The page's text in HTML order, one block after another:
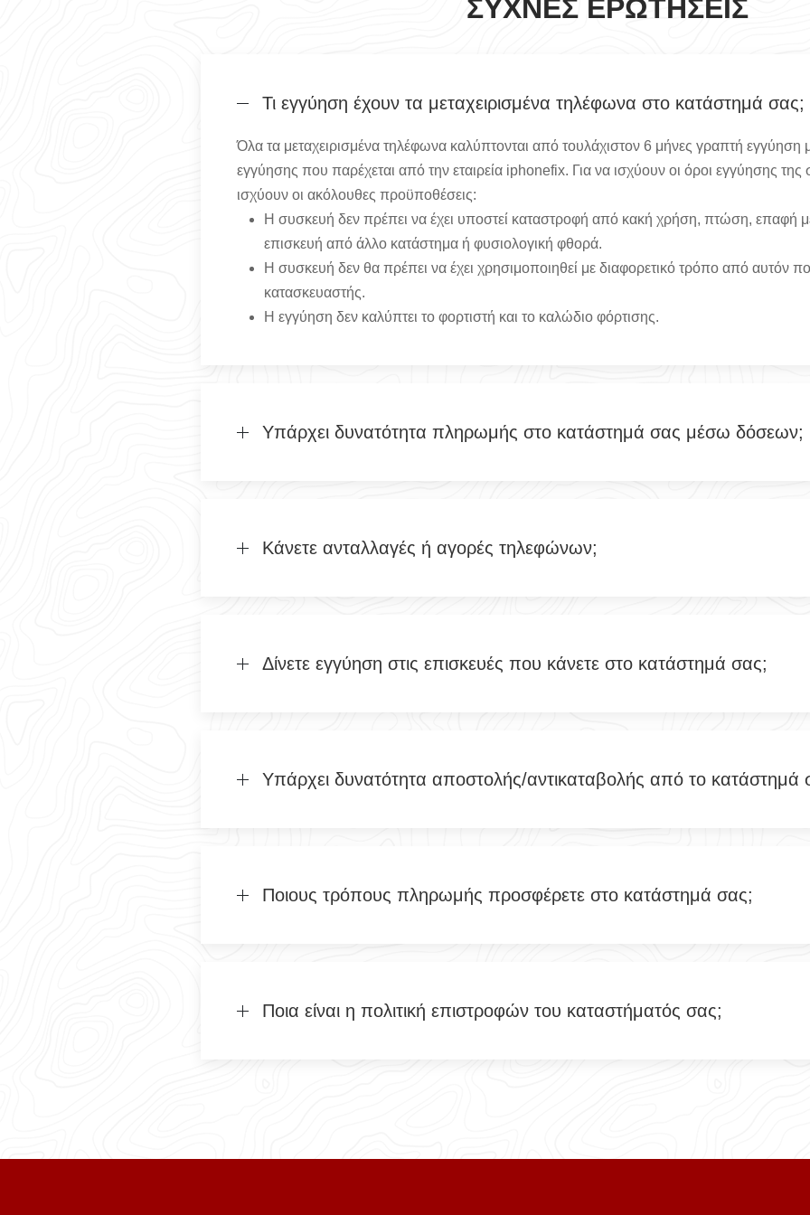
ΣΥΧΝΈΣ ΕΡΩΤΉΣΕΙΣ
Τι εγγύηση έχουν τα μεταχειρισμένα τηλέφωνα στο κατάστημά σας;
Όλα τα μεταχειρισμένα τηλέφωνα καλύπτονται από τουλάχιστον 6 μήνες γραπτή εγγύηση
εγγύησης που παρέχεται από την εταιρεία iphonefix. Για να ισχύουν οι όροι εγγύησης
ισχύουν οι ακόλουθες προϋποθέσεις:
Η συσκευή δεν πρέπει να έχει υποστεί καταστροφή από κακή χρήση, πτώση, επαφή
επισκευή από άλλο κατάστημα ή φυσιολογική φθορά.
Η συσκευή δεν θα πρέπει να έχει χρησιμοποιηθεί με διαφορετικό τρόπο από αυτόν
κατασκευαστής.
Η εγγύηση δεν καλύπτει το φορτιστή και το καλώδιο φόρτισης.
Υπάρχει δυνατότητα πληρωμής στο κατάστημά σας μέσω δόσεων;
Κάνετε ανταλλαγές ή αγορές τηλεφώνων;
Δίνετε εγγύηση στις επισκευές που κάνετε στο κατάστημά σας;
Υπάρχει δυνατότητα αποστολής/αντικαταβολής από το κατάστημά
Ποιους τρόπους πληρωμής προσφέρετε στο κατάστημά σας;
Ποια είναι η πολιτική επιστροφών του καταστήματός σας;